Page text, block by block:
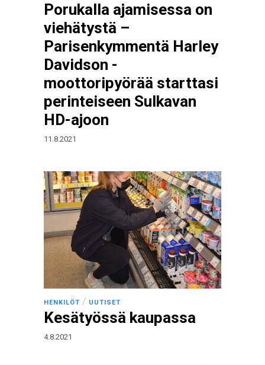
Porukalla ajamisessa on
viehätystä –
Parisenkymmentä Harley
Davidson -
moottoripyörää starttasi
perinteiseen Sulkavan
HD-ajoon
11.8.2021
HENKILÖT / UUTISET
Kesätyössä kaupassa
4.8.2021